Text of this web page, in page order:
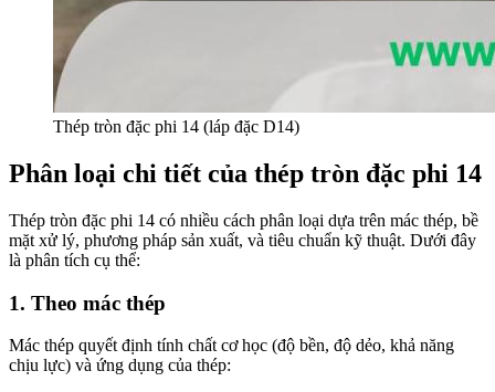
Thép tròn đặc phi 14 (láp đặc D14)
Phân loại chi tiết của thép tròn đặc phi 14
Thép tròn đặc phi 14 có nhiều cách phân loại dựa trên mác thép, bề
mặt xử lý, phương pháp sản xuất, và tiêu chuẩn kỹ thuật. Dưới đây
là phân tích cụ thể:
1. Theo mác thép
Mác thép quyết định tính chất cơ học (độ bền, độ dẻo, khả năng
chịu lực) và ứng dụng của thép: